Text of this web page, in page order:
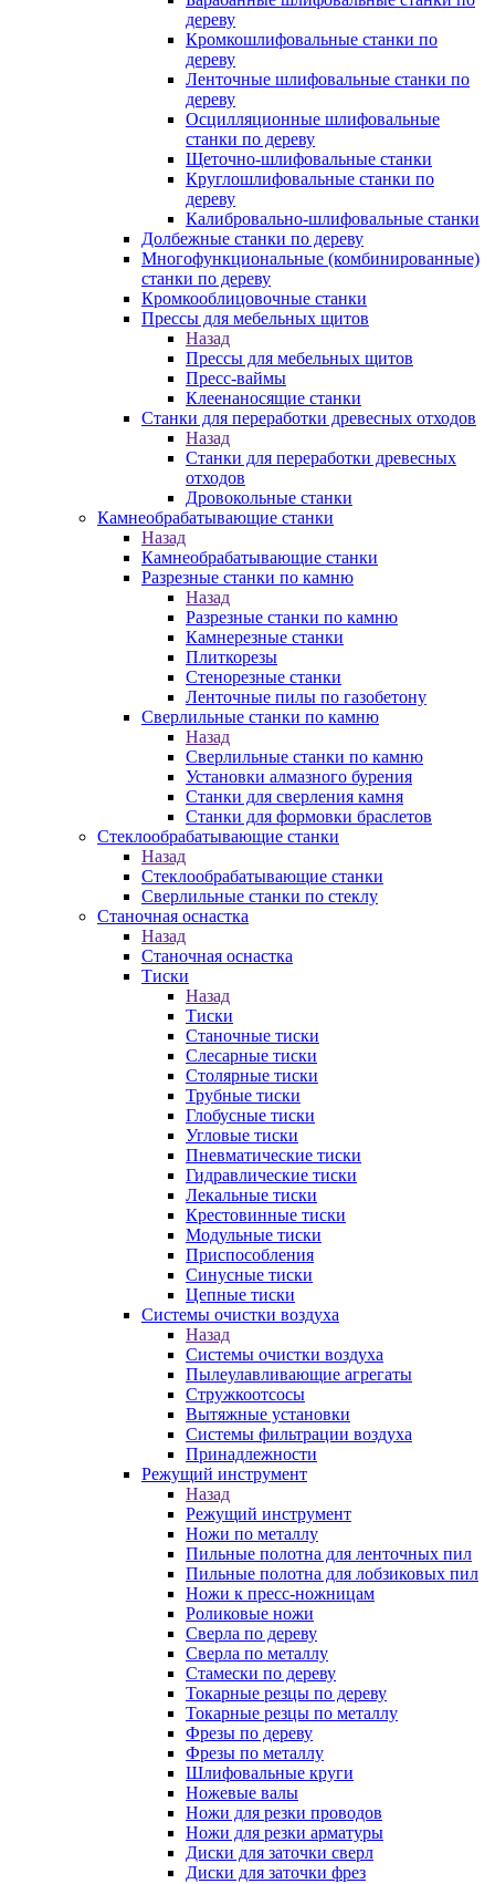
дереву
Кромкошлифовальные станки по
дереву
Ленточные шлифовальные станки по
дереву
Осцилляционные шлифовальные
станки по дереву
Щеточно-шлифовальные станки
Круглошлифовальные станки по
дереву
Калибровально-шлифовальные станки
Долбежные станки по дереву
Многофункциональные (комбинированные)
станки по дереву
Кромкооблицовочные станки
Прессы для мебельных щитов
Назад
Прессы для мебельных щитов
Пресс-ваймы
Клеенаносящие станки
Станки для переработки древесных отходов
Назад
Станки для переработки древесных
отходов
Дровокольные станки
Камнеобрабатывающие станки
Назад
Камнеобрабатывающие станки
Разрезные станки по камню
Назад
Разрезные станки по камню
Камнерезные станки
Плиткорезы
Стенорезные станки
Ленточные пилы по газобетону
Сверлильные станки по камню
Назад
Сверлильные станки по камню
Установки алмазного бурения
Станки для сверления камня
Станки для формовки браслетов
Стеклообрабатывающие станки
Назад
Стеклообрабатывающие станки
Сверлильные станки по стеклу
Станочная оснастка
Назад
Станочная оснастка
Тиски
Назад
Тиски
Станочные тиски
Слесарные тиски
Столярные тиски
Трубные тиски
Глобусные тиски
Угловые тиски
Пневматические тиски
Гидравлические тиски
Лекальные тиски
Крестовинные тиски
Модульные тиски
Приспособления
Синусные тиски
Цепные тиски
Системы очистки воздуха
Назад
Системы очистки воздуха
Пылеулавливающие агрегаты
Стружкоотсосы
Вытяжные установки
Системы фильтрации воздуха
Принадлежности
Режущий инструмент
Назад
Режущий инструмент
Ножи по металлу
Пильные полотна для ленточных пил
Пильные полотна для лобзиковых пил
Ножи к пресс-ножницам
Роликовые ножи
Сверла по дереву
Сверла по металлу
Стамески по дереву
Токарные резцы по дереву
Токарные резцы по металлу
Фрезы по дереву
Фрезы по металлу
Шлифовальные круги
Ножевые валы
Ножи для резки проводов
Ножи для резки арматуры
Диски для заточки сверл
Диски для заточки фрез